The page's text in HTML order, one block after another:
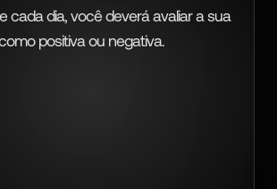
cada dia, você deverá avaliar a sua
positiva ou negativa.